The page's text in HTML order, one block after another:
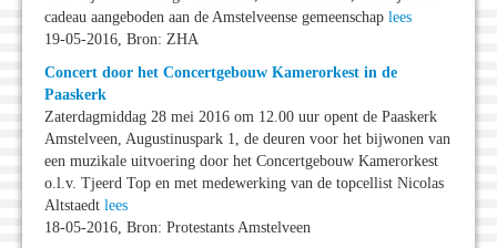
cadeau aangeboden aan de Amstelveense gemeenschap lees
19-05-2016, Bron: ZHA
Concert door het Concertgebouw Kamerorkest in de
Paaskerk
Zaterdagmiddag 28 mei 2016 om 12.00 uur opent de Paaskerk
Amstelveen, Augustinuspark 1, de deuren voor het bijwonen van
een muzikale uitvoering door het Concertgebouw Kamerorkest
o.l.v. Tjeerd Top en met medewerking van de topcellist Nicolas
Altstaedt lees
18-05-2016, Bron: Protestants Amstelveen